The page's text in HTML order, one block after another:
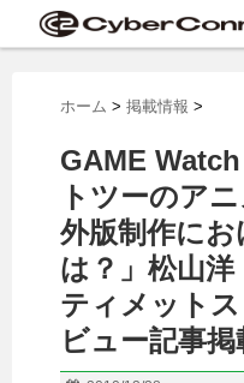
ホーム > 掲載情報 >
GAME
トツーのア
外版制作にお
は？」松山
ティメット
ビュー記事